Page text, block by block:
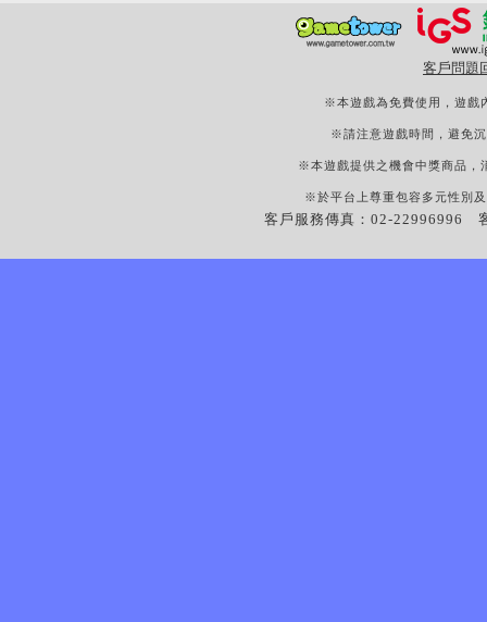
客戶問題
※本遊戲為免費使用，遊戲
※請注意遊戲時間，避免
※本遊戲提供之機會中獎商品，
※於平台上尊重包容多元性別
客戶服務傳真：02-22996996